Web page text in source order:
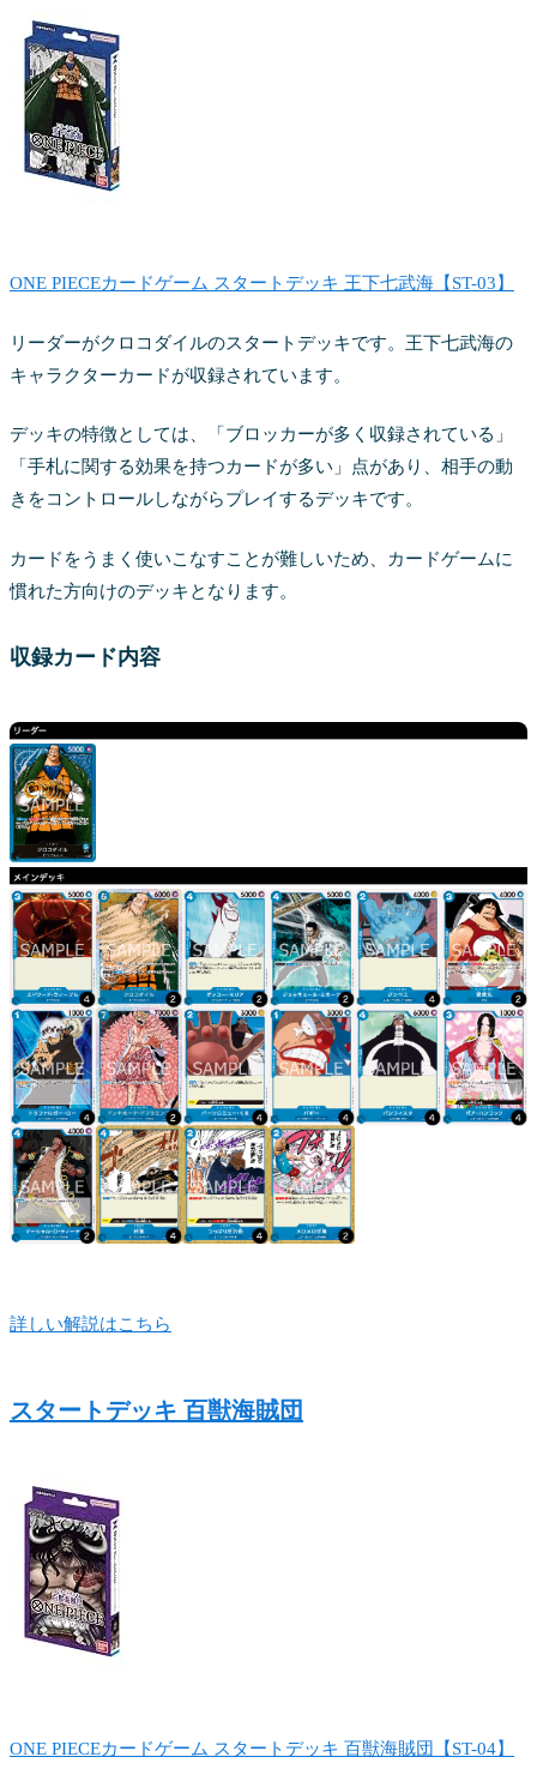
ONE PIECEカードゲーム スタートデッキ 王下七武海【ST-03】
リーダーがクロコダイルのスタートデッキです。王下七武海の
キャラクターカードが収録されています。
デッキの特徴としては、「ブロッカーが多く収録されている」
「手札に関する効果を持つカードが多い」点があり、相手の動
きをコントロールしながらプレイするデッキです。
カードをうまく使いこなすことが難しいため、カードゲームに
慣れた方向けのデッキとなります。
収録カード内容
詳しい解説はこちら
スタートデッキ 百獣海賊団
ONE PIECEカードゲーム スタートデッキ 百獣海賊団【ST-04】